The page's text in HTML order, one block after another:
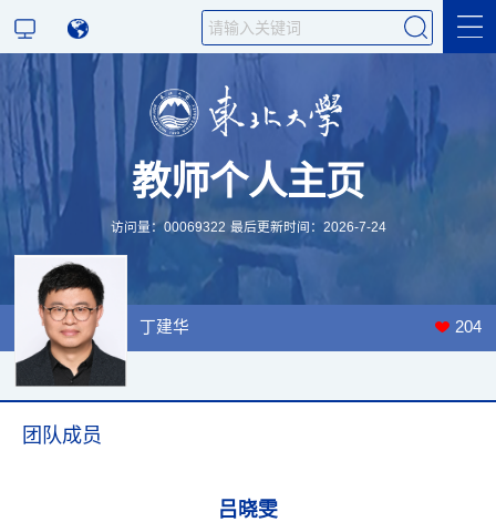
科学研究
教学研究
教师个人主页
访问量： 00069322 最后更新时间： 2026-7-24
丁建华 204
团队成员
吕晓雯